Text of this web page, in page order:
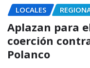
LOCALES
Aplazan para
coerción
Polanco